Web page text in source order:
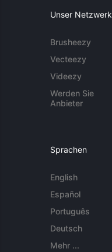
Unser Netzwerk
Brusheezy
Vecteezy
Videezy
Werden Sie
Anbieter
Sprachen
English
Español
Português
Deutsch
Mehr ...